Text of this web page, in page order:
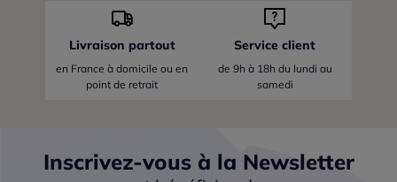
Livraison partout
en France à domicile ou en
point de retrait
Service client
de 9h à 18h du lundi au
samedi
Inscrivez-vous à la Newsletter